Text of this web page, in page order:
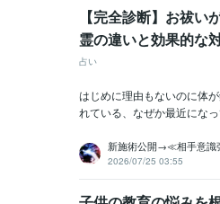
【完全診断】お祓
霊の違いと効果的な
占い
はじめに理由もないのに体
れている、なぜか最近にな
新施術公開→≪相手意
2026/07/25 03:55